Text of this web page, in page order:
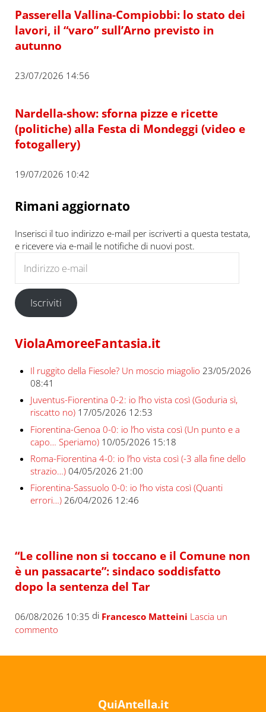
Passerella Vallina-Compiobbi: lo stato dei
lavori, il “varo” sull’Arno previsto in
autunno
23/07/2026 14:56
Nardella-show: sforna pizze e ricette
(politiche) alla Festa di Mondeggi (video e
fotogallery)
19/07/2026 10:42
Rimani aggiornato
Inserisci il tuo indirizzo e-mail per iscriverti a questa testata,
e ricevere via e-mail le notifiche di nuovi post.
Iscriviti
ViolaAmoreeFantasia.it
Il ruggito della Fiesole? Un moscio miagolio 23/05/2026
08:41
Juventus-Fiorentina 0-2: io l’ho vista così (Goduria sì,
riscatto no) 17/05/2026 12:53
Fiorentina-Genoa 0-0: io l’ho vista così (Un punto e a
capo… Speriamo) 10/05/2026 15:18
Roma-Fiorentina 4-0: io l’ho vista così (-3 alla fine dello
strazio…) 04/05/2026 21:00
Fiorentina-Sassuolo 0-0: io l’ho vista così (Quanti
errori…) 26/04/2026 12:46
“Le colline non si toccano e il Comune non
è un passacarte”: sindaco soddisfatto
dopo la sentenza del Tar
06/08/2026 10:35 di Francesco Matteini Lascia un
commento
QuiAntella.it